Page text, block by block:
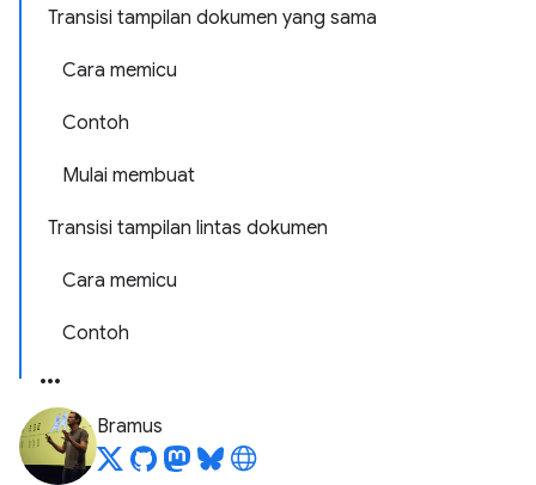
Transisi tampilan dokumen yang sama
Cara memicu
Contoh
Mulai membuat
Transisi tampilan lintas dokumen
Cara memicu
Contoh
Bramus